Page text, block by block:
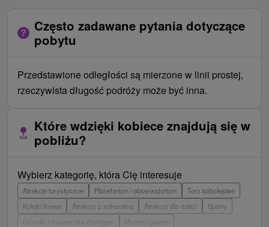
Często zadawane pytania dotyczące
pobytu
Przedstawione odległości są mierzone w linii prostej,
rzeczywista długość podróży może być inna.
Które wdzięki kobiece znajdują się w
pobliżu?
Wybierz kategorię, która Cię interesuje
Atrakcje turystyczne Planetarium i obserwatorium
Tory bobslejowe
Kolejki linowe
Atrakcje z adrenaliną Atrakcje dla dzieci
Sporty
Muzea i galerie